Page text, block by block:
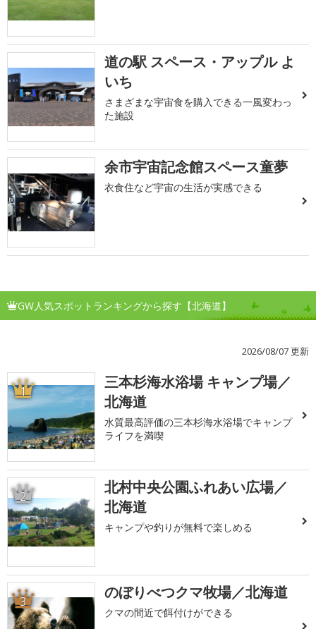
道の駅 スペース・アップル よ
いち
さまざまな宇宙食を購入できる一風変わっ
た施設
余市宇宙記念館スペース童夢
衣食住など宇宙の生活が実感できる
GW人気スポットランキングから探す【北海道】
2026/08/07 更新
1
三本杉海水浴場 キャンプ場／
北海道
水質最高評価の三本杉海水浴場でキャンプ
ライフを満喫
2
北村中央公園ふれあい広場／
北海道
キャンプや釣りが無料で楽しめる
3 のぼりべつクマ牧場／北海道
クマの間近で餌付けができる